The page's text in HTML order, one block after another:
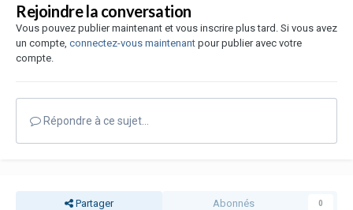
Rejoindre la conversation
Vous pouvez publier maintenant et vous inscrire plus tard. Si vous avez
un compte, connectez-vous maintenant pour publier avec votre
compte.
Répondre à ce sujet…
Partager Abonnés 0